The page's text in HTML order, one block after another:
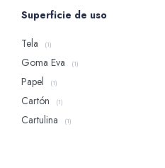
Superficie de uso
Tela
(1)
Goma Eva (1)
Papel (1)
Cartón (1)
Cartulina (1)